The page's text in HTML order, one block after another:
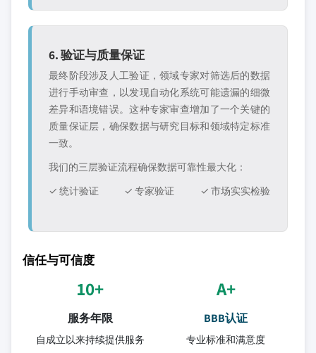
6. 验证与质量保证
最终阶段涉及人工验证，领域专家对筛选后的数据
进行手动审查，以发现自动化系统可能遗漏的细微
差异和语境错误。这种专家审查增加了一个关键的
质量保证层，确保数据与研究目标和领域特定标准
一致。
我们的三层验证流程确保数据可靠性最大化：
✓ 统计验证
✓ 专家验证 ✓ 市场实实检验
信任与可信度
10+
服务年限
自成立以来持续提供服务
A+
BBB认证
专业标准和满意度